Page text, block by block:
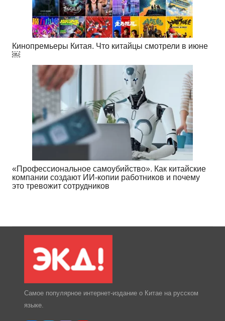
Кинопремьеры Китая. Что китайцы смотрели в июне
￼
«Профессиональное самоубийство». Как китайские
компании создают ИИ-копии работников и почему
это тревожит сотрудников
Самое популярное интернет-издание о Китае на русском
языке.